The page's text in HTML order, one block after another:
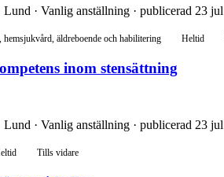
Lund · Vanlig anställning · publicerad 23 jul
äldreboende och habilitering Heltid
inom stensättning
Lund · Vanlig anställning · publicerad 23 jul
Tills vidare